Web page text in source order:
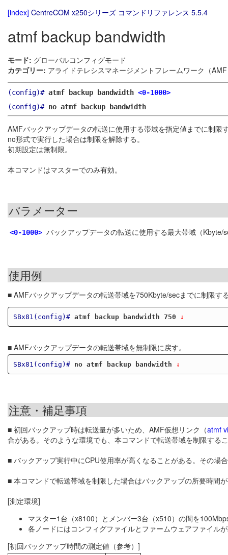
[index] CentreCOM x250シリーズ コマンドリファレンス 5.5.4
atmf backup bandwidth
モード: グローバルコンフィグモード
カテゴリー: アライドテレシスマネージメントフレームワーク（
(config)# atmf backup bandwidth <0-1000>
(config)# no atmf backup bandwidth
AMFバックアップデータの転送に使用する帯域を指定値までに制限
no形式で実行した場合は制限を解除する。
初期設定は無制限。
本コマンドはマスターでのみ有効。
パラメーター
<0-1000> バックアップデータの転送に使用する最大帯域（Kbyte/
使用例
■ AMFバックアップデータの転送帯域を750Kbyte/secまでに制限す
SBx81(config)# atmf backup bandwidth 750 ↓
■ AMFバックアップデータの転送帯域を無制限に戻す。
SBx81(config)# no atmf backup bandwidth ↓
注意・補足事項
■ 初回バックアップ時は転送量が多いため、AMF仮想リンク（atmf
合がある。そのような環境でも、本コマンドで転送帯域を制限する
■ バックアップ実行中にCPU使用率が高くなることがある。その場
■ 本コマンドで転送帯域を制限した場合はバックアップの所要時間
[測定環境]
マスター1台（x8100）とメンバー3台（x510）の間を
各ノードにはコンフィグファイルとファームウェアファイル
[初回バックアップ時間の測定値（参考）]